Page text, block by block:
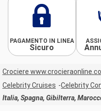
PAGAMENTO IN LINEA
Sicuro
Crociere
Celebrity Cruises
Celebrity
Italia, Spagna, Gibilterra,